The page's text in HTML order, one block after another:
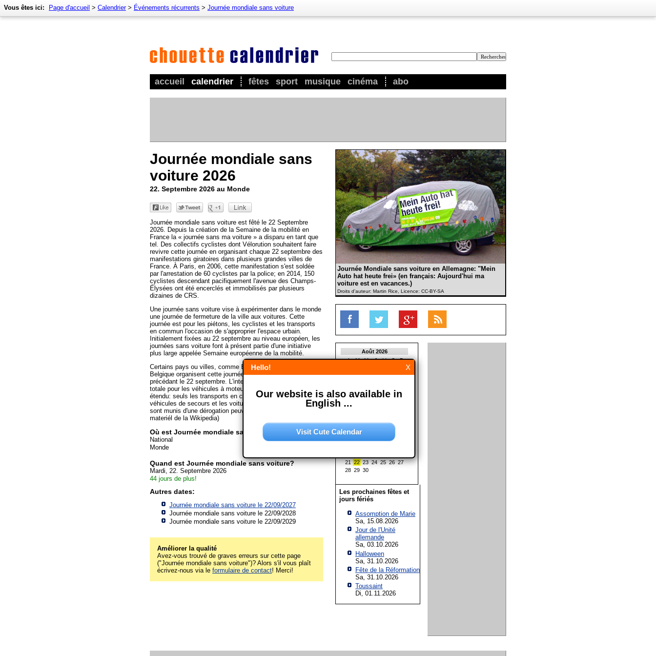
accueil calendrier fêtes sport musique cinéma abo
Vous êtes ici: Page d'accueil > Calendrier> Événements récurrents > Journée mondiale sans voiture
Journée mondiale sans
voiture 2026
22. Septembre 2026 au Monde
Journée mondiale sans voiture est fêté le 22 Septembre
2026. Depuis la création de la Semaine de la mobilité en
France la « journée sans ma voiture » a disparu en tant que
tel. Des collectifs cyclistes dont Vélorution souhaitent faire
revivre cette journée en organisant chaque 22 septembre des
manifestations giratoires dans plusieurs grandes villes de
France. À Paris, en 2006, cette manifestation s'est soldée
par l'arrestation de 60 cyclistes par la police; en 2014, 150
cyclistes descendant pacifiquement l'avenue des Champs-
Élysées ont été encerclés et immobilisés par plusieurs
dizaines de CRS.
Une journée sans voiture vise à expérimenter dans le monde
une journée de fermeture de la ville aux voitures. Cette
journée est pour les piétons, les cyclistes et les transports
en commun l'occasion de s'approprier l'espace urbain.
Initialement fixées au 22 septembre au niveau européen, les
journées sans voiture font à présent partie d'une initiative
plus large appelée Semaine européenne de la mobilité.
Certains pays ou villes, comme Bruxelles ou Anvers en
Belgique organisent cette journée le samedi ou le dimanche
précédant le 22 septembre. L'interdiction de circuler est alors
totale pour les véhicules à moteur dans un périmètre très
étendu: seuls les transports en commun, les taxis, les
véhicules de secours et les voitures dont les conducteurs
sont munis d'une dérogation peuvent y circuler. (Avec
materiél de la Wikipedia)
Où est Journée mondiale sans voiture?
National
Monde
Quand est Journée mondiale sans voiture?
Mardi, 22. Septembre 2026
44 jours de plus!
Autres dates:
Journée mondiale sans voiture le 22/09/2027
Journée mondiale sans voiture le 22/09/2028
Journée mondiale sans voiture le 22/09/2029
Améliorer la qualité
Avez-vous trouvé de graves erreurs sur cette page
("Journée mondiale sans voiture")? Alors s'il vous plaît
écrivez-nous via le formulaire de contact! Merci!
Journée Mondiale sans voiture en Allemagne: "Mein
Auto hat heute frei» (en français: Aujourd'hui ma
voiture est en vacances.)
Droits d'auteur: Martin Rice, Licence: CC-BY-SA
Août 2026
L
M M J V S
D
3
4 5 6 7 8
9
17 18 19 20 21 22 23
24 25 26 27 28 29 30
31
Septembre 2026
L
M
5
21 22 23 24 25 26 27
28 29 30
Les prochaines fêtes et
jours fériés
Assomption de Marie
Sa, 15.08.2026
Jour de l'Unité
allemande
Sa, 03.10.2026
Halloween
Sa, 31.10.2026
Fête de la Réformation
Sa, 31.10.2026
Toussaint
Di, 01.11.2026
X
Hello!
Our website is also available in
English ...
Visit Cute Calendar